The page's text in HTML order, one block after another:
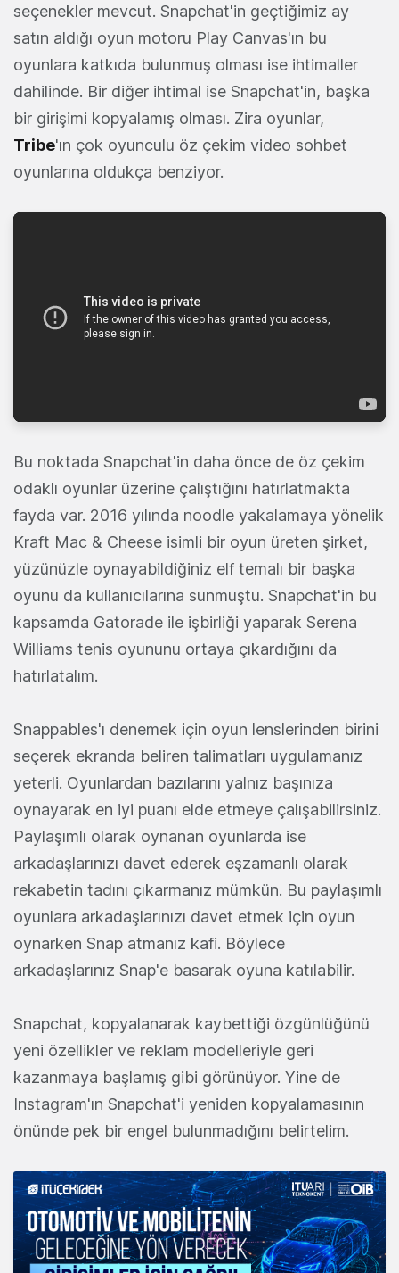
seçenekler mevcut. Snapchat'in geçtiğimiz ay
satın aldığı oyun motoru Play Canvas'ın bu
oyunlara katkıda bulunmuş olması ise ihtimaller
dahilinde. Bir diğer ihtimal ise Snapchat'in, başka
bir girişimi kopyalamış olması. Zira oyunlar,
Tribe'ın çok oyunculu öz çekim video sohbet
oyunlarına oldukça benziyor.
Bu noktada Snapchat'in daha önce de öz çekim
odaklı oyunlar üzerine çalıştığını hatırlatmakta
fayda var. 2016 yılında noodle yakalamaya yönelik
Kraft Mac & Cheese isimli bir oyun üreten şirket,
yüzünüzle oynayabildiğiniz elf temalı bir başka
oyunu da kullanıcılarına sunmuştu. Snapchat'in bu
kapsamda Gatorade ile işbirliği yaparak Serena
Williams tenis oyununu ortaya çıkardığını da
hatırlatalım.
Snappables'ı denemek için oyun lenslerinden birini
seçerek ekranda beliren talimatları uygulamanız
yeterli. Oyunlardan bazılarını yalnız başınıza
oynayarak en iyi puanı elde etmeye çalışabilirsiniz.
Paylaşımlı olarak oynanan oyunlarda ise
arkadaşlarınızı davet ederek eşzamanlı olarak
rekabetin tadını çıkarmanız mümkün. Bu paylaşımlı
oyunlara arkadaşlarınızı davet etmek için oyun
oynarken Snap atmanız kafi. Böylece
arkadaşlarınız Snap'e basarak oyuna katılabilir.
Snapchat, kopyalanarak kaybettiği özgünlüğünü
yeni özellikler ve reklam modelleriyle geri
kazanmaya başlamış gibi görünüyor. Yine de
Instagram'ın Snapchat'i yeniden kopyalamasının
önünde pek bir engel bulunmadığını belirtelim.